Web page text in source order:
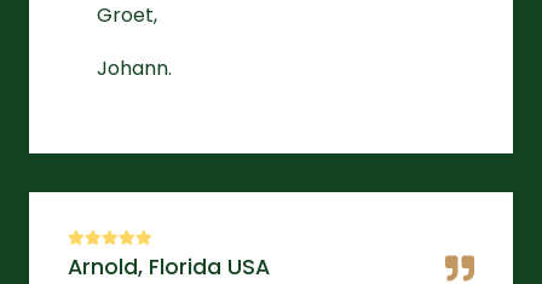
Groet,
Johann.
Arnold, Florida USA